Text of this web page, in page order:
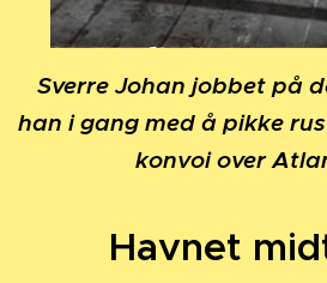
Sverre Johan jobbet på
han i gang med å pikke
konvoi over
Havnet